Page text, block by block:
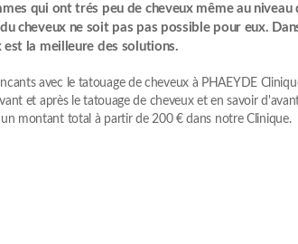
qui ont trés peu de cheveux même au niveau
cheveux ne soit pas pas possible pour eux.
est la meilleure des solutions.
avec le tatouage de cheveux à PHAEYDE
et après le tatouage de cheveux et en savoir
montant total à partir de 200 € dans notre Clinique.